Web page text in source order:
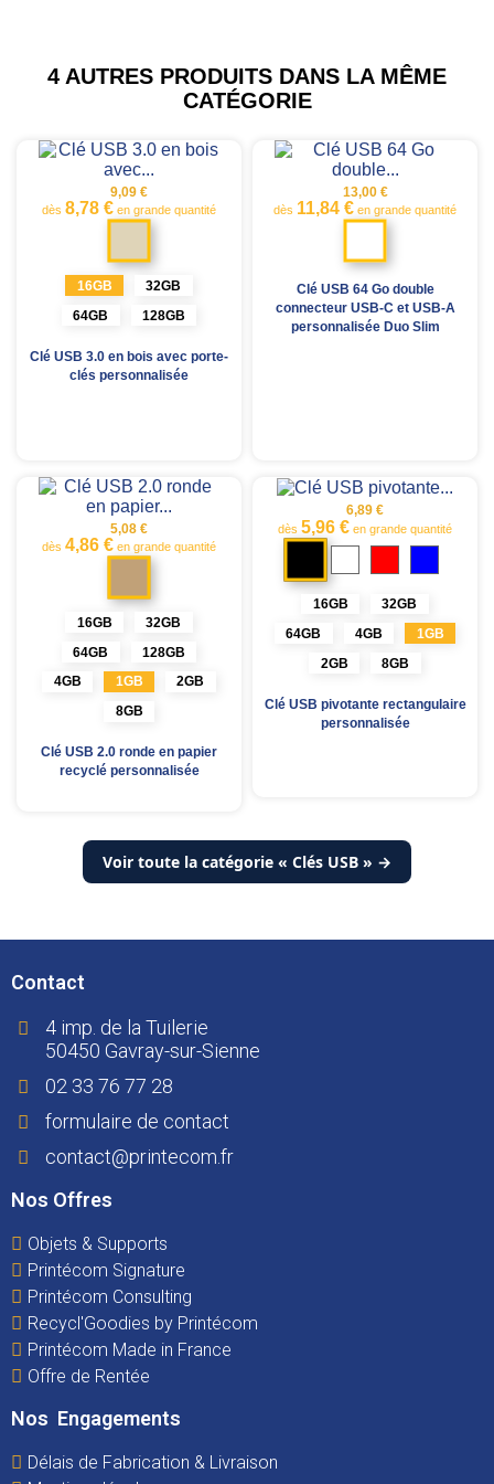
4 AUTRES PRODUITS DANS LA MÊME
CATÉGORIE
9,09 €
dès 8,78 € en grande quantité
clair
16GB
32GB
64GB
128GB
Clé USB 3.0 en bois avec porte-
clés personnalisée
13,00 €
dès 11,84 € en grande quantité
Clé USB 64 Go double
connecteur USB-C et USB-A
personnalisée Duo Slim
5,08 €
dès 4,86 € en grande quantité
kraft
16GB
32GB
64GB
128GB
4GB
1GB
2GB
8GB
Clé USB 2.0 ronde en papier
recyclé personnalisée
6,89 €
dès 5,96 € en grande quantité
Noir
16GB
32GB
64GB
4GB
1GB
2GB
8GB
Clé USB pivotante rectangulaire
personnalisée
Voir toute la catégorie « Clés USB » →
Contact
4 imp. de la Tuilerie
50450 Gavray-sur-Sienne
02 33 76 77 28
formulaire de contact
contact@printecom.fr
Nos Offres
Objets & Supports
Printécom Signature
Printécom Consulting
Recycl'Goodies by Printécom
Printécom Made in France
Offre de Rentée
Nos Engagements
Délais de Fabrication & Livraison